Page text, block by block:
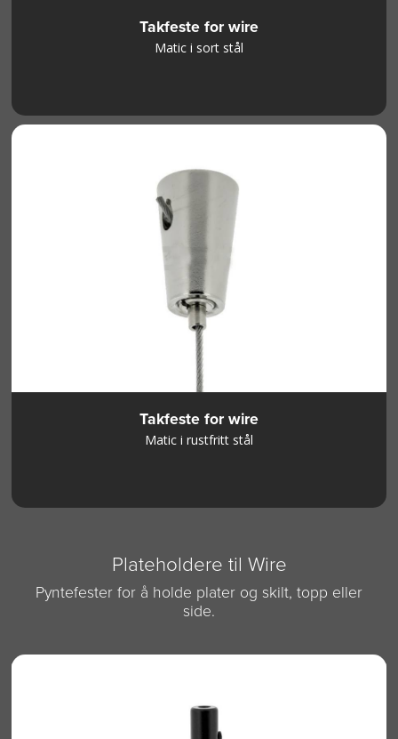
Takfeste for wire
Matic i sort stål
Takfeste for wire
Matic i rustfritt stål
Plateholdere til Wire
Pyntefester for å holde plater og skilt, topp eller
side.